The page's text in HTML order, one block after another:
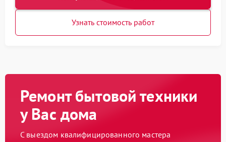
Узнать стоимость работ
Ремонт бытовой техники
у Вас дома
С выездом квалифицированного мастера